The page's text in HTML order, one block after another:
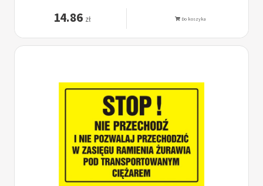
14.86 zł Do koszyka